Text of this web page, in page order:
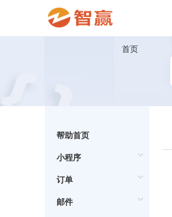
首页
帮助首页
小程序
订单
邮件